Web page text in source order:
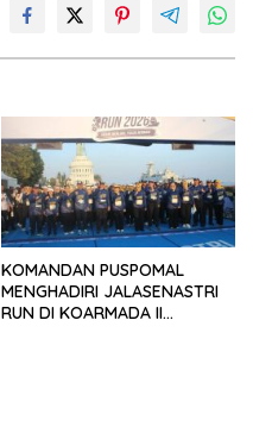
KOMANDAN PUSPOMAL
MENGHADIRI JALASENASTRI
RUN DI KOARMADA II